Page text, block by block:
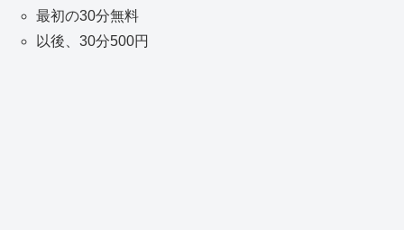
最初の30分無料
以後、30分500円